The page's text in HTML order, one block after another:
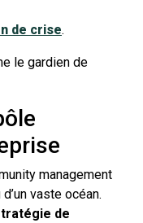
de crise.
le gardien de
management
vaste océan.
de